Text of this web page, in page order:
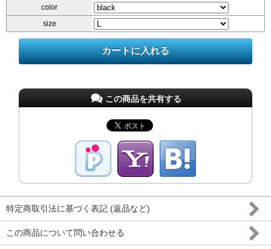
color
size
この商品を共有する
特定商取引法に基づく表記 (返品など)
この商品について問い合わせる